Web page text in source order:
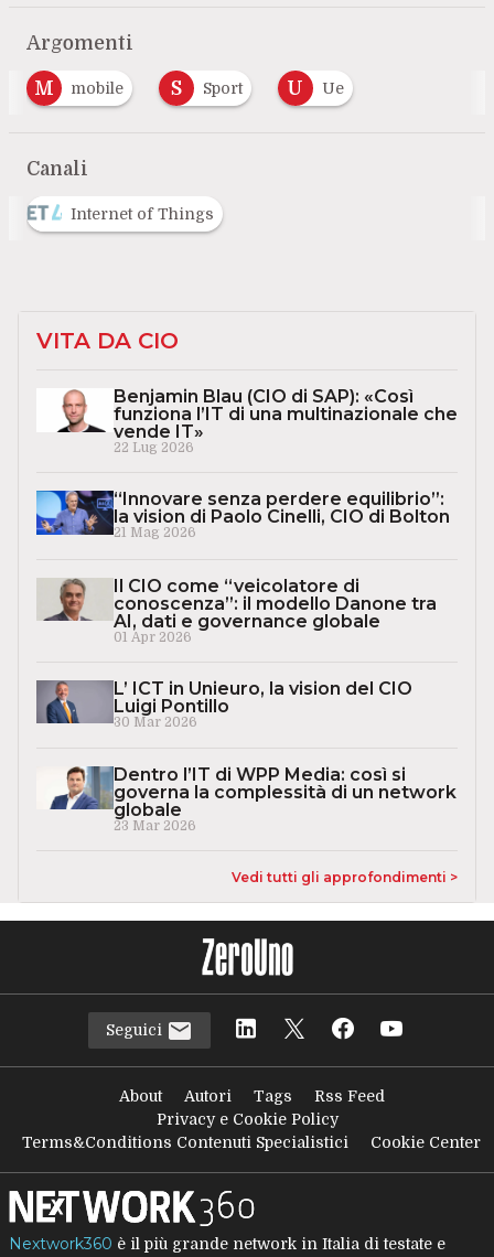
Argomenti
M mobile S Sport U Ue
Canali
Internet of Things
VITA DA CIO
Benjamin Blau (CIO di SAP): «Così
funziona l’IT di una multinazionale che
vende IT»
22 Lug 2026
“Innovare senza perdere equilibrio”:
la vision di Paolo Cinelli, CIO di Bolton
21 Mag 2026
Il CIO come “veicolatore di
conoscenza”: il modello Danone tra
AI, dati e governance globale
01 Apr 2026
L’ ICT in Unieuro, la vision del CIO
Luigi Pontillo
30 Mar 2026
Dentro l’IT di WPP Media: così si
governa la complessità di un network
globale
23 Mar 2026
Vedi tutti gli approfondimenti >
Seguici
About Autori Tags
Rss Feed
Privacy e Cookie Policy
Terms&Conditions Contenuti Specialistici
Cookie Center
Nextwork360 è il più grande network in Italia di testate e